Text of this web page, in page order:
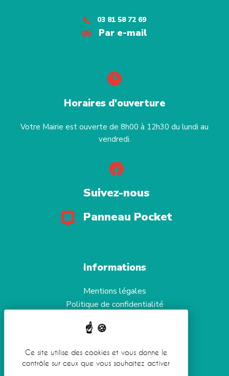
03 81 58 72 69
Par e-mail
Horaires d'ouverture
Votre Mairie est ouverte de 8h00 à 12h30 du lundi au
vendredi.
Suivez-nous
Panneau Pocket
Informations
Mentions légales
Politique de confidentialité
Gestion des cookies
RéalisationKoredge
Ce site utilise des cookies et vous donne le
contrôle sur ceux que vous souhaitez activer